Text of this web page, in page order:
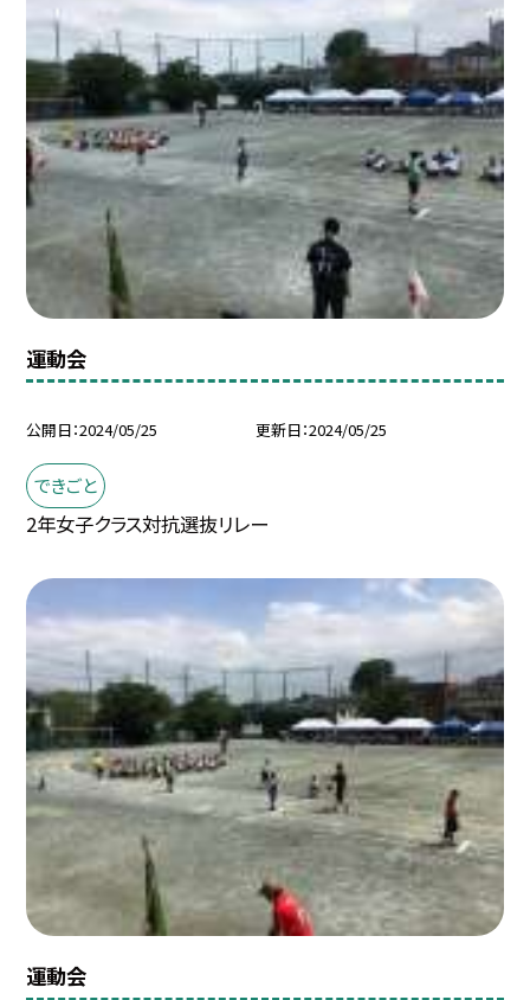
運動会
公開日 2024/05/25 更新日 2024/05/25
できごと
2年女子クラス対抗選抜リレー
運動会